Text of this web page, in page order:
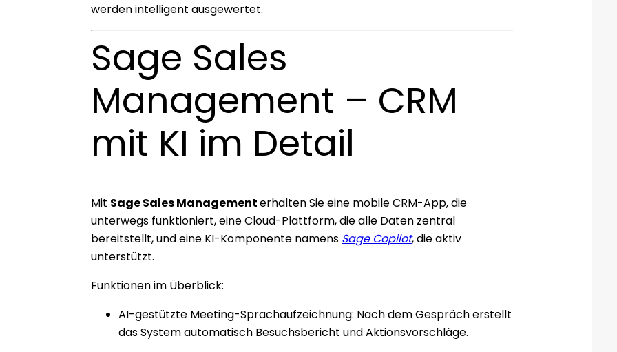
werden intelligent ausgewertet.
Sage Sales
Management – CRM
mit KI im Detail
Mit Sage Sales Managementerhalten Sie eine mobile CRM-App, die
unterwegs funktioniert, eine Cloud-Plattform, die alle Daten zentral
bereitstellt, und eine KI-Komponente namens Sage Copilot, die aktiv
unterstützt.
Funktionen im Überblick:
AI-gestützte Meeting-Sprachaufzeichnung: Nach dem Gespräch erstellt
das System automatisch Besuchsbericht und Aktionsvorschläge.